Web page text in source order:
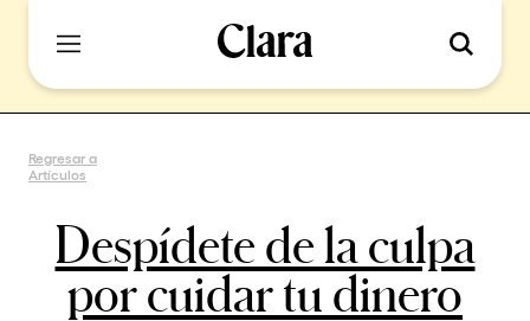
Regresar a
Artículos
Despídete de la culpa
por cuidar tu dinero